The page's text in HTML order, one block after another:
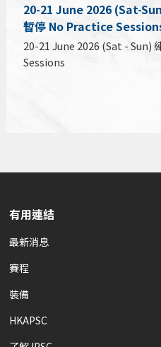
20-21 June 2026 (Sat-
暫停 No Practice
20-21 June 2026 (Sat - Sun)
Sessions
有用連結
最新消息
賽程
裝備
HKAPSC